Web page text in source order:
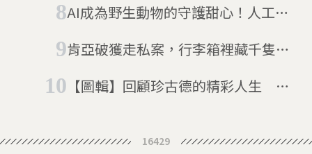
AI成為野生動物的守護甜心！人工智
肯亞破獲走私案，行李箱裡藏千隻螞
【圖輯】回顧珍古德的精彩人生 一
16429